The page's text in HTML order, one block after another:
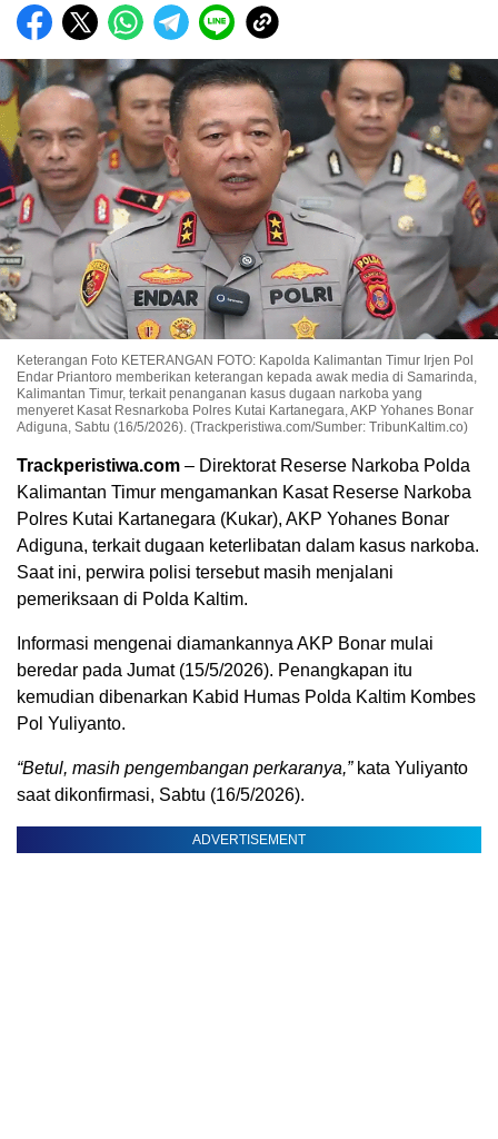
Keterangan Foto KETERANGAN FOTO: Kapolda Kalimantan Timur Irjen Pol
Endar Priantoro memberikan keterangan kepada awak media di Samarinda,
Kalimantan Timur, terkait penanganan kasus dugaan narkoba yang
menyeret Kasat Resnarkoba Polres Kutai Kartanegara, AKP Yohanes Bonar
Adiguna, Sabtu (16/5/2026). (Trackperistiwa.com/Sumber: TribunKaltim.co)
Trackperistiwa.com – Direktorat Reserse Narkoba Polda
Kalimantan Timur mengamankan Kasat Reserse Narkoba
Polres Kutai Kartanegara (Kukar), AKP Yohanes Bonar
Adiguna, terkait dugaan keterlibatan dalam kasus narkoba.
Saat ini, perwira polisi tersebut masih menjalani
pemeriksaan di Polda Kaltim.
Informasi mengenai diamankannya AKP Bonar mulai
beredar pada Jumat (15/5/2026). Penangkapan itu
kemudian dibenarkan Kabid Humas Polda Kaltim Kombes
Pol Yuliyanto.
“Betul, masih pengembangan perkaranya,”kata Yuliyanto
saat dikonfirmasi, Sabtu (16/5/2026).
ADVERTISEMENT